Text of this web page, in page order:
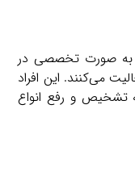
به صورت تخصصی در
می‌کنند. این افراد
تشخیص و رفع انواع